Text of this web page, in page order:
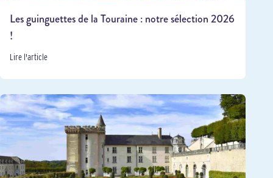
Les guinguettes de la Touraine : notre sélection 2026
!
Lire l'article